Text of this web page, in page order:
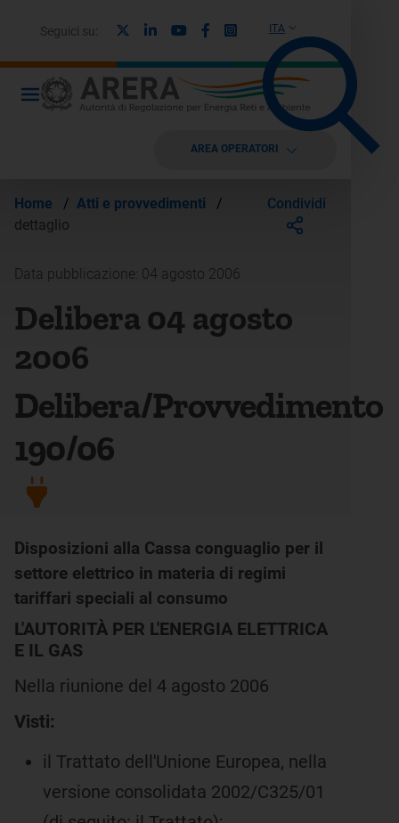
ITA
Seguici su: LinkedinYoutubeFacebook
Instagram
AREA OPERATORI
Home / Atti e provvedimenti
/
dettaglio
Condividi
Data pubblicazione: 04 agosto 2006
Delibera 04 agosto
2006
Delibera/Provvedimento
190/06
Disposizioni alla Cassa conguaglio per il
settore elettrico in materia di regimi
tariffari speciali al consumo
L'AUTORITÀ PER L'ENERGIA ELETTRICA
E IL GAS
Nella riunione del 4 agosto 2006
Visti:
il Trattato dell'Unione Europea, nella
versione consolidata 2002/C325/01